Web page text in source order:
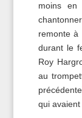
moins en
remonte à
durant le
Roy
au
qui avaient